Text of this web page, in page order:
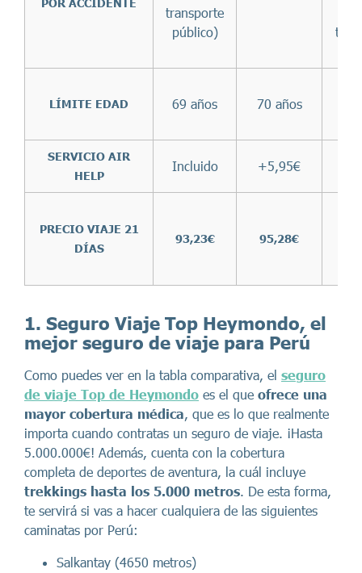
POR ACCIDENTE
transporte
público)
LÍMITE EDAD 69 años 70 años
SERVICIO AIR
HELP
Incluido +5,95€
PRECIO VIAJE 21
DÍAS
93,23€ 95,28€
1. Seguro Viaje Top Heymondo, el
mejor seguro de viaje para Perú
Como puedes ver en la tabla comparativa, el seguro
de viaje Top de Heymondo es el que ofrece una
mayor cobertura médica, que es lo que realmente
importa cuando contratas un seguro de viaje. ¡Hasta
5.000.000€! Además, cuenta con la cobertura
completa de deportes de aventura, la cuál incluye
trekkings hasta los 5.000 metros. De esta forma,
te servirá si vas a hacer cualquiera de las siguientes
caminatas por Perú:
Salkantay (4650 metros)